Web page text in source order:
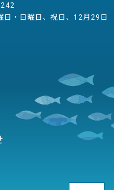
日・日曜日、祝日、12月29日